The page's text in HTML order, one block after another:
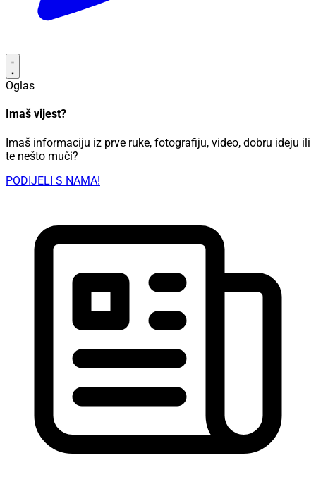
Oglas
Imaš vijest?
Imaš informaciju iz prve ruke, fotografiju, video, dobru ideju ili
te nešto muči?
PODIJELI S NAMA!